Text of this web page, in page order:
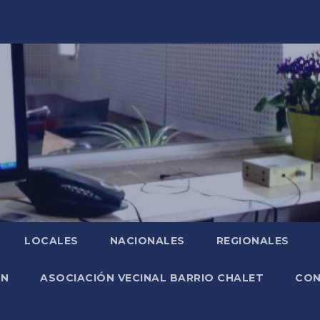
LOCALES NACIONALES REGIONALES
ASOCIACIÓN VECINAL BARRIO CHALET